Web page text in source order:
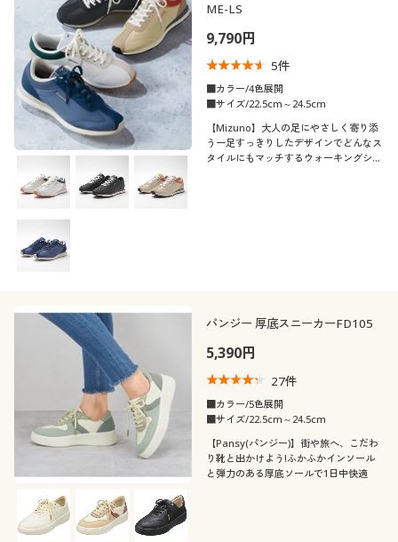
ME-LS
9,790円
5件
■カラー/4色展開
■サイズ/22.5cm～24.5cm
【Mizuno】大人の足にやさしく寄り添
う一足すっきりしたデザインでどんなス
タイルにもマッチするウォーキングシュ
パンジー 厚底スニーカーFD105
5,390円
27件
■カラー/5色展開
■サイズ/22.5cm～24.5cm
【Pansy(パンジー)】街や旅へ、こだわ
り靴と出かけよう!ふかふかインソール
と弾力のある厚底ソールで1日中快適